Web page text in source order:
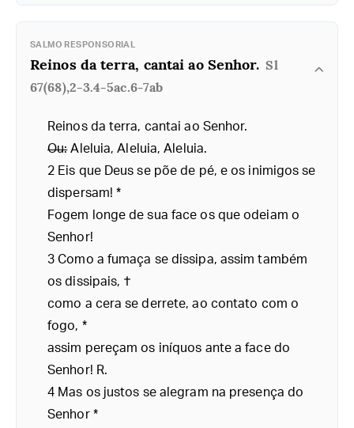
SALMO RESPONSORIAL
Reinos da terra, cantai ao Senhor. Sl
67(68),2-3.4-5ac.6-7ab
Reinos da terra, cantai ao Senhor.
Ou:Aleluia, Aleluia, Aleluia.
2 Eis que Deus se põe de pé, e os inimigos se
dispersam! *
Fogem longe de sua face os que odeiam o
Senhor!
3 Como a fumaça se dissipa, assim também
os dissipais, †
como a cera se derrete, ao contato com o
fogo, *
assim pereçam os iníquos ante a face do
Senhor! R.
4 Mas os justos se alegram na presença do
Senhor *